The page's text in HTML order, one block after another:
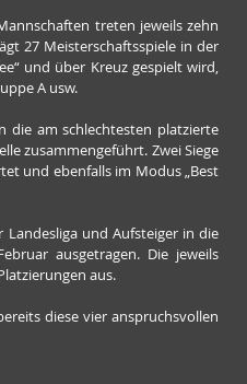
treten jeweils zehn
27 Meisterschaftsspiele in der
und über Kreuz gespielt wird,
A usw.
die am schlechtesten platzierte
zusammengeführt. Zwei Siege
und ebenfalls im Modus „Best
und Aufsteiger in die
ausgetragen. Die jeweils
aus.
diese vier anspruchsvollen